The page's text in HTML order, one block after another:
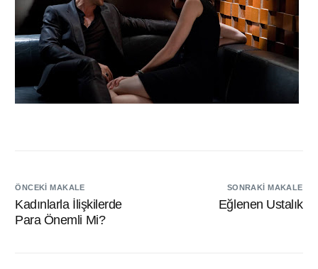
ÖNCEKI MAKALE
Kadınlarla İlişkilerde
Para Önemli Mi?
SONRAKI MAKALE
Eğlenen Ustalık